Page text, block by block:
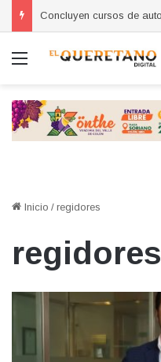
Menú
Inicio / regidores
regidores